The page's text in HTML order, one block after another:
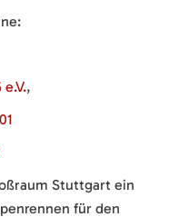
,
Stuttgart ein
für den